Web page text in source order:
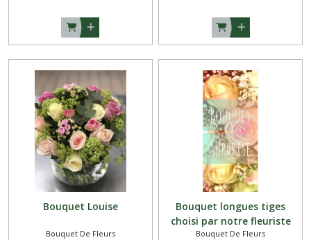
Bouquet Louise
Bouquet De Fleurs
Bouquet longues tiges
choisi par notre fleuriste
Bouquet De Fleurs